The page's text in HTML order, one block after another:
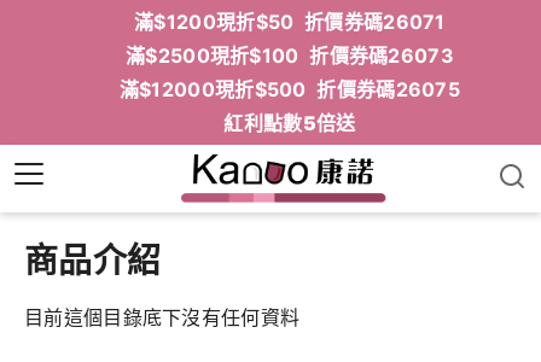
滿$1200現折$50 折價券碼26071
滿$2500現折$100 折價券碼26073
滿$12000現折$500 折價券碼26075
紅利點數5倍送
商品介紹
目前這個目錄底下沒有任何資料